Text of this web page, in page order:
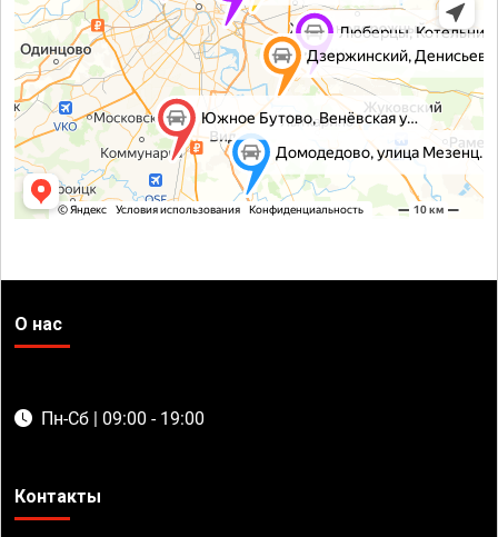
О нас
Пн-Сб | 09:00 - 19:00
Контакты